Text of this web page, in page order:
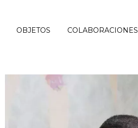
OBJETOS COLABORACIONES